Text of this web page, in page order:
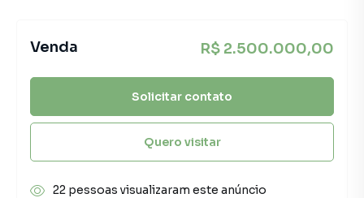
Venda R$ 2.500.000,00
Solicitar contato
Quero visitar
22 pessoas visualizaram este anúncio